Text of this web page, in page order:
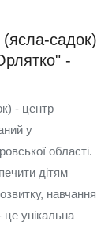
садок)
-
- центр
у
області.
дітям
навчання
унікальна